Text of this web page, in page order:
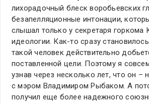
лихорадочный блеск воробьевских
безапелляционные интонации,
слышал только у секретаря горкома
идеологии. Как-то сразу
такой человек действительно
поставленной цели. Поэтому я
узнав через несколько лет, что он –
с мэром Владимиром Рыбаком. А
получил еще более надежного